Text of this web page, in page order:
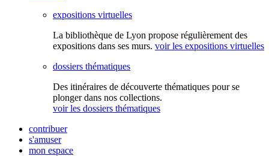
expositions virtuelles
La bibliothèque de Lyon propose régulièrement des
expositions dans ses murs. voir les expositions virtuelles
dossiers thématiques
Des itinéraires de découverte thématiques pour se
plonger dans nos collections.
voir les dossiers thématiques
contribuer
s'amuser
mon espace